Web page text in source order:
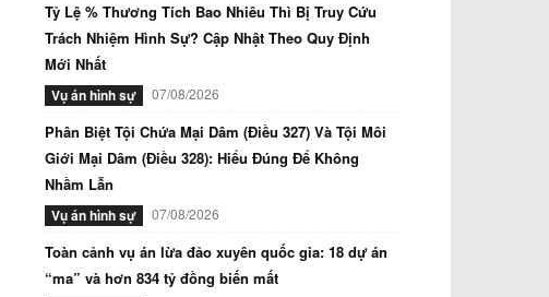
Tỷ Lệ % Thương Tích Bao Nhiêu Thì Bị Truy Cứu
Trách Nhiệm Hình Sự? Cập Nhật Theo Quy Định
Mới Nhất
Vụ án hình sự 07/08/2026
Phân Biệt Tội Chứa Mại Dâm (Điều 327) Và Tội Môi
Giới Mại Dâm (Điều 328): Hiểu Đúng Để Không
Nhầm Lẫn
Vụ án hình sự 07/08/2026
Toàn cảnh vụ án lừa đảo xuyên quốc gia: 18 dự án
“ma” và hơn 834 tỷ đồng biến mất